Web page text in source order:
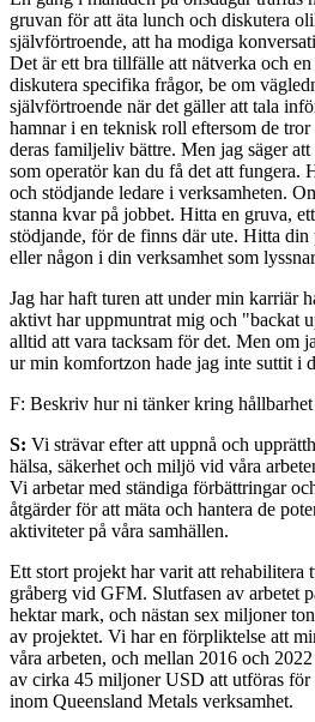
gruvan för att äta lunch och diskutera
självförtroende, att ha modiga
Det är ett bra tillfälle att nätverka och
diskutera specifika frågor, be om
självförtroende när det gäller att tala
hamnar i en teknisk roll eftersom de tror
deras familjeliv bättre. Men jag säger
som operatör kan du få det att fungera.
och stödjande ledare i verksamheten.
stanna kvar på jobbet. Hitta en gruva,
stödjande, för de finns där ute. Hitta din
eller någon i din verksamhet som
Jag har haft turen att under min karriär
aktivt har uppmuntrat mig och "backat
alltid att vara tacksam för det. Men om
ur min komfortzon hade jag inte suttit i
F: Beskriv hur ni tänker kring
S: Vi strävar efter att uppnå och
hälsa, säkerhet och miljö vid våra
Vi arbetar med ständiga förbättringar
åtgärder för att mäta och hantera de
aktiviteter på våra samhällen.
Ett stort projekt har varit att rehabilitera
gråberg vid GFM. Slutfasen av arbetet
hektar mark, och nästan sex miljoner
av projektet. Vi har en förpliktelse att
våra arbeten, och mellan 2016 och
av cirka 45 miljoner USD att utföras för
inom Queensland Metals verksamhet.